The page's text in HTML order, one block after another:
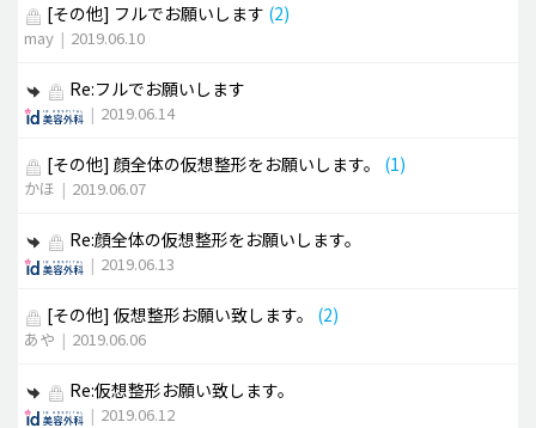
[その他] フルでお願いします (2)
may | 2019.06.10
Re:フルでお願いします
| 2019.06.14
[その他] 顔全体の仮想整形をお願いします。 (1)
かほ | 2019.06.07
Re:顔全体の仮想整形をお願いします。
| 2019.06.13
[その他] 仮想整形お願い致します。 (2)
あや | 2019.06.06
Re:仮想整形お願い致します。
| 2019.06.12